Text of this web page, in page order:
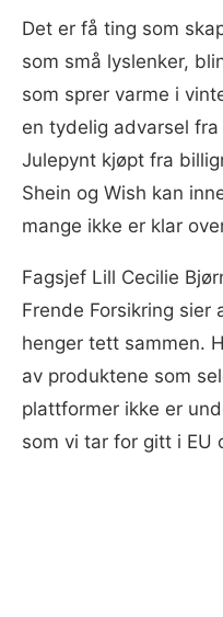
Det er få ting som
som små lyslenker,
som sprer varme i
en tydelig advarsel
Julepynt kjøpt fra
Shein og Wish kan
mange ikke er klar
Fagsjef Lill Cecilie
Frende Forsikring sier
henger tett sammen.
av produktene som
plattformer ikke er
som vi tar for gitt i EU